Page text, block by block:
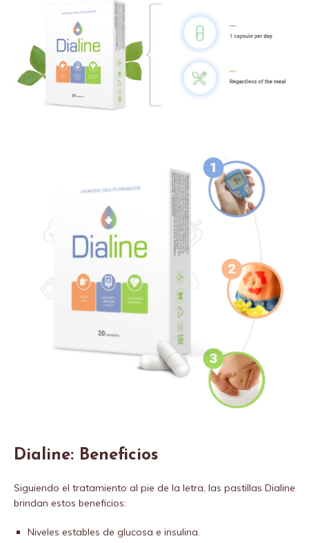
Dialine: Beneficios
Siguiendo el tratamiento al pie de la letra, las pastillas Dialine
brindan estos beneficios:
Niveles estables de glucosa e insulina.